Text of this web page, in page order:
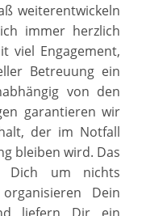
weiterentwickeln
immer herzlich
viel Engagement,
Betreuung ein
von den
garantieren wir
der im Notfall
bleiben wird. Das
Dich um nichts
Dein